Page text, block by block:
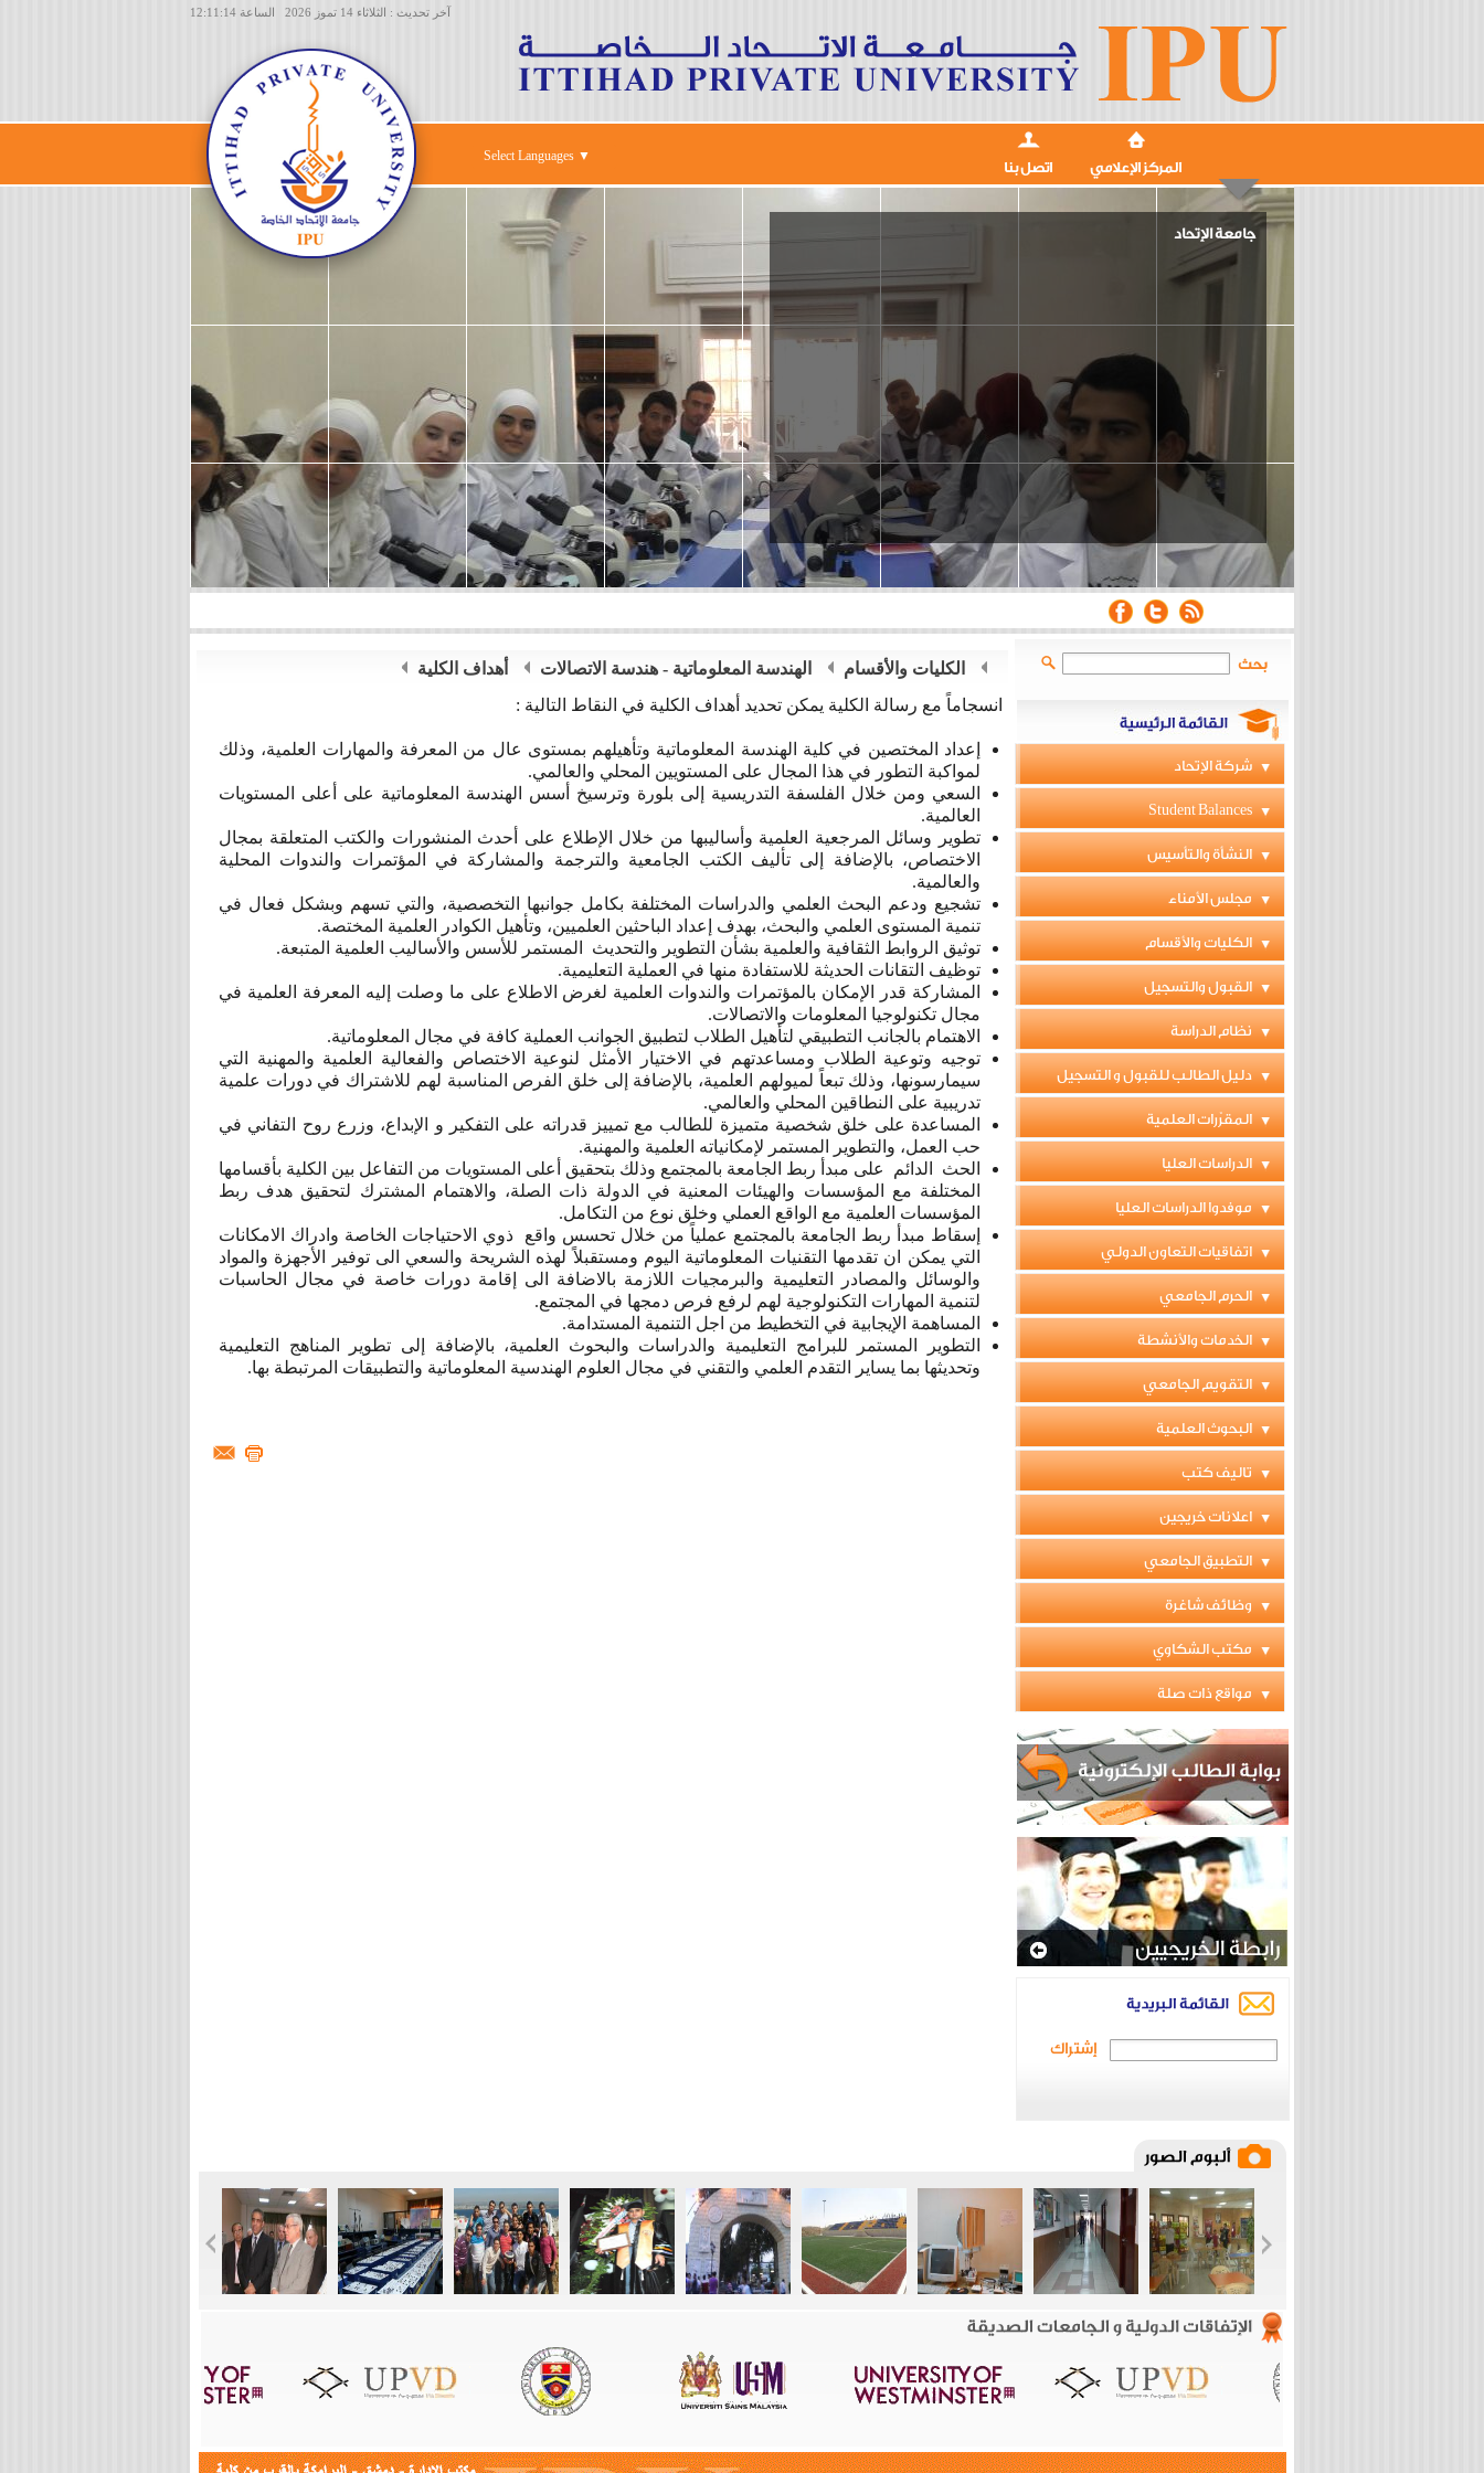
آخر تحديث : الثلاثاء 14 تموز 2026 الساعة 12:11:14
المركز الإعلامي اتصل بنا
Select Languages ▼
جامعة الإتحاد
بحث
شركة الإتحاد
Student Balances
النشأة والتأسيس
مجلس الأمناء
الكليات والأقسام
القبول والتسجيل
نظام الدراسة
دليل الطالب للقبول و التسجيل
المقرّرات العلمية
الدراسات العليا
موفدوا الدراسات العليا
اتفاقيات التعاون الدولي
الحرم الجامعي
الخدمات والأنشطة
التقويم الجامعي
البحوث العلمية
تاليف كتب
اعلانات خريجين
التطبيق الجامعي
وظائف شاغرة
مكتب الشكاوي
مواقع ذات صلة
الكليات والأقسام الهندسة المعلوماتية - هندسة الاتصالات
أهداف الكلية
انسجاماً مع رسالة الكلية يمكن تحديد أهداف الكلية في النقاط التالية :
إعداد المختصين في كلية الهندسة المعلوماتية وتأهيلهم بمستوى عال من المعرفة والمهارات العلمية، وذلك
لمواكبة التطور في هذا المجال على المستويين المحلي والعالمي.
السعي ومن خلال الفلسفة التدريسية إلى بلورة وترسيخ أسس الهندسة المعلوماتية على أعلى المستويات
العالمية.
تطوير وسائل المرجعية العلمية وأساليبها من خلال الإطلاع على أحدث المنشورات والكتب المتعلقة بمجال
الاختصاص، بالإضافة إلى تأليف الكتب الجامعية والترجمة والمشاركة في المؤتمرات والندوات المحلية
والعالمية.
تشجيع ودعم البحث العلمي والدراسات المختلفة بكامل جوانبها التخصصية، والتي تسهم وبشكل فعال في
تنمية المستوى العلمي والبحث، بهدف إعداد الباحثين العلميين، وتأهيل الكوادر العلمية المختصة.
توثيق الروابط الثقافية والعلمية بشأن التطوير والتحديث المستمر للأسس والأساليب العلمية المتبعة.
توظيف التقانات الحديثة للاستفادة منها في العملية التعليمية.
المشاركة قدر الإمكان بالمؤتمرات والندوات العلمية لغرض الاطلاع على ما وصلت إليه المعرفة العلمية في
مجال تكنولوجيا المعلومات والاتصالات.
الاهتمام بالجانب التطبيقي لتأهيل الطلاب لتطبيق الجوانب العملية كافة في مجال المعلوماتية.
توجيه وتوعية الطلاب ومساعدتهم في الاختيار الأمثل لنوعية الاختصاص والفعالية العلمية والمهنية التي
سيمارسونها، وذلك تبعاً لميولهم العلمية، بالإضافة إلى خلق الفرص المناسبة لهم للاشتراك في دورات علمية
تدريبية على النطاقين المحلي والعالمي.
المساعدة على خلق شخصية متميزة للطالب مع تمييز قدراته على التفكير و الإبداع، وزرع روح التفاني في
حب العمل، والتطوير المستمر لإمكانياته العلمية والمهنية.
الحث الدائم على مبدأ ربط الجامعة بالمجتمع وذلك بتحقيق أعلى المستويات من التفاعل بين الكلية بأقسامها
المختلفة مع المؤسسات والهيئات المعنية في الدولة ذات الصلة، والاهتمام المشترك لتحقيق هدف ربط
المؤسسات العلمية مع الواقع العملي وخلق نوع من التكامل.
إسقاط مبدأ ربط الجامعة بالمجتمع عملياً من خلال تحسس واقع ذوي الاحتياجات الخاصة وادراك الامكانات
التي يمكن ان تقدمها التقنيات المعلوماتية اليوم ومستقبلاً لهذه الشريحة والسعي الى توفير الأجهزة والمواد
والوسائل والمصادر التعليمية والبرمجيات اللازمة بالاضافة الى إقامة دورات خاصة في مجال الحاسبات
لتنمية المهارات التكنولوجية لهم لرفع فرص دمجها في المجتمع.
المساهمة الإيجابية في التخطيط من اجل التنمية المستدامة.
التطوير المستمر للبرامج التعليمية والدراسات والبحوث العلمية، بالإضافة إلى تطوير المناهج التعليمية
وتحديثها بما يساير التقدم العلمي والتقني في مجال العلوم الهندسية المعلوماتية والتطبيقات المرتبطة بها.